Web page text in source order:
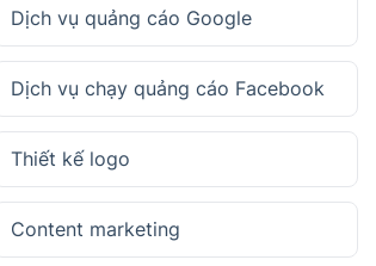
Dịch vụ quảng cáo Google
Dịch vụ chạy quảng cáo Facebook
Thiết kế logo
Content marketing